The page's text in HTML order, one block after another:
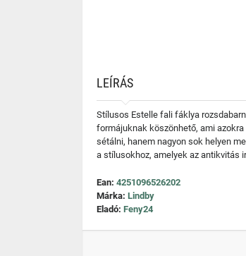
LEÍRÁS
Stílusos Estelle fali fáklya
formájuknak köszönhető, ami
sétálni, hanem nagyon sok helyen
a stílusokhoz, amelyek az antikvitás
Ean: 4251096526202
Márka: Lindby
Eladó: Feny24